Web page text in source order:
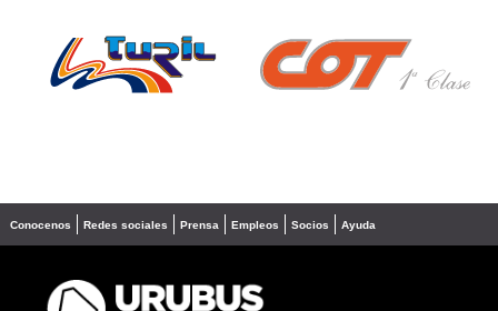
❮ ❯
Conocenos Redes sociales Prensa Empleos Socios Ayuda